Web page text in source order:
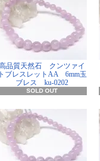
品質天然石 クンツァイ
トブレスレットAA 6mm玉
ブレス ku-0202
SOLD OUT